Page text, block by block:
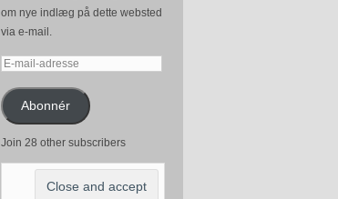
om nye indlæg på dette websted
via e-mail.
E-
adresseAbonnér
Join 28 other subscribers